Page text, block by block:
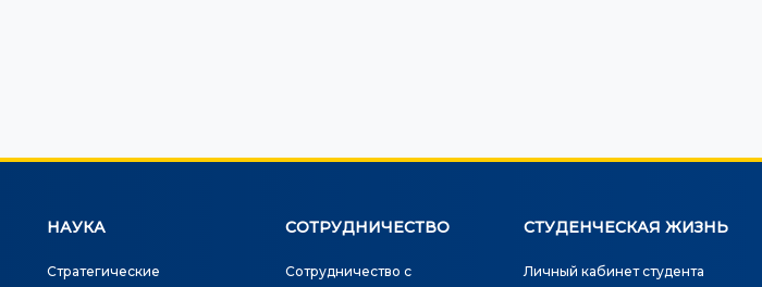
НАУКА
Стратегические
СОТРУДНИЧЕСТВО
Сотрудничество с
СТУДЕНЧЕСКАЯ ЖИЗНЬ
Личный кабинет студента